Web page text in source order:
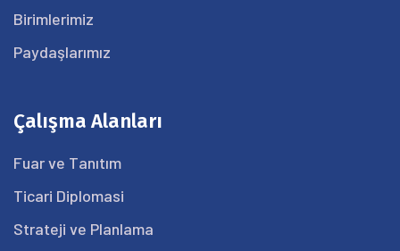
Birimlerimiz
Paydaşlarımız
Çalışma Alanları
Fuar ve Tanıtım
Ticari Diplomasi
Strateji ve Planlama